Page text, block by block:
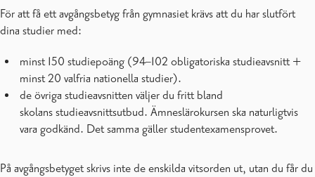
För att få ett avgångsbetyg från gymnasiet krävs att du har slutfört
dina studier med:
minst 150 studiepoäng (94–102 obligatoriska studieavsnitt +
minst 20 valfria nationella studier).
de övriga studieavsnitten väljer du fritt bland
skolans studieavsnittsutbud. Ämneslärokursen ska naturligtvis
vara godkänd. Det samma gäller studentexamensprovet.
På avgångsbetyget skrivs inte de enskilda vitsorden ut, utan du får du